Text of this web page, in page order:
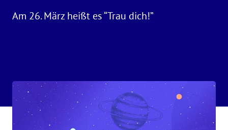
Am 26. März heißt es “Trau dich!”